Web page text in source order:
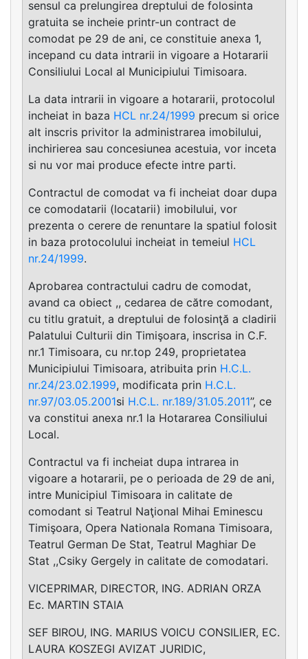
sensul ca prelungirea dreptului de folosinta
gratuita se incheie printr-un contract de
comodat pe 29 de ani, ce constituie anexa 1,
incepand cu data intrarii in vigoare a Hotararii
Consiliului Local al Municipiului Timisoara.
La data intrarii in vigoare a hotararii, protocolul
incheiat in baza HCL nr.24/1999 precum si orice
alt inscris privitor la administrarea imobilului,
inchirierea sau concesiunea acestuia, vor inceta
si nu vor mai produce efecte intre parti.
Contractul de comodat va fi incheiat doar dupa
ce comodatarii (locatarii) imobilului, vor
prezenta o cerere de renuntare la spatiul folosit
in baza protocolului incheiat in temeiul HCL
nr.24/1999.
Aprobarea contractului cadru de comodat,
avand ca obiect ,, cedarea de către comodant,
cu titlu gratuit, a dreptului de folosinţă a cladirii
Palatului Culturii din Timişoara, inscrisa in C.F.
nr.1 Timisoara, cu nr.top 249, proprietatea
Municipiului Timisoara, atribuita prin H.C.L.
nr.24/23.02.1999, modificata prin H.C.L.
nr.97/03.05.2001si H.C.L. nr.189/31.05.2011’’, ce
va constitui anexa nr.1 la Hotararea Consiliului
Local.
Contractul va fi incheiat dupa intrarea in
vigoare a hotararii, pe o perioada de 29 de ani,
intre Municipiul Timisoara in calitate de
comodant si Teatrul Naţional Mihai Eminescu
Timişoara, Opera Nationala Romana Timisoara,
Teatrul German De Stat, Teatrul Maghiar De
Stat ,,Csiky Gergely in calitate de comodatari.
VICEPRIMAR, DIRECTOR, ING. ADRIAN ORZA
Ec. MARTIN STAIA
SEF BIROU, ING. MARIUS VOICU CONSILIER, EC.
LAURA KOSZEGI AVIZAT JURIDIC,